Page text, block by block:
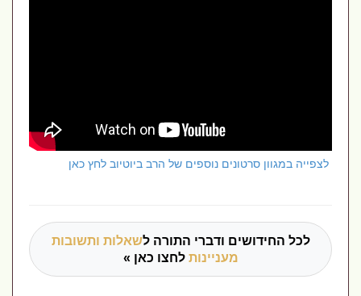
לצפייה במגוון סרטונים נוספים של הרב ביוטיוב לחץ כאן
לכל החידושים ודברי התורה לשאלות ותשובות
מעניינותלחצו כאן »